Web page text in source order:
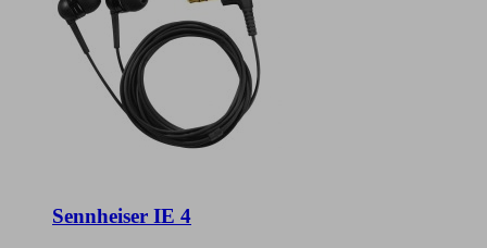
Sennheiser IE 4